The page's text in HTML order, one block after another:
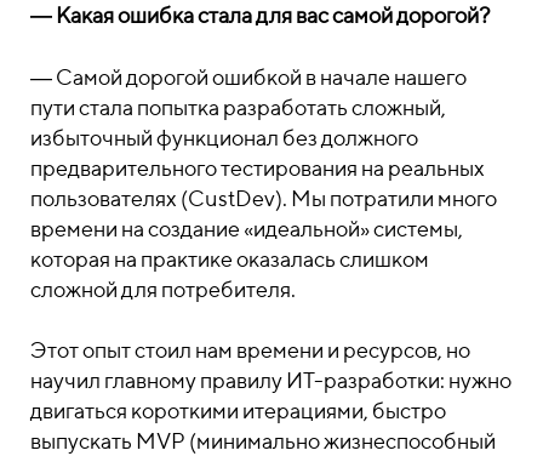
― Какая ошибка стала для вас самой дорогой?
― Самой дорогой ошибкой в начале нашего
пути стала попытка разработать сложный,
избыточный функционал без должного
предварительного тестирования на реальных
пользователях (CustDev). Мы потратили много
времени на создание «идеальной» системы,
которая на практике оказалась слишком
сложной для потребителя.
Этот опыт стоил нам времени и ресурсов, но
научил главному правилу ИТ-разработки: нужно
двигаться короткими итерациями, быстро
выпускать MVP (минимально жизнеспособный